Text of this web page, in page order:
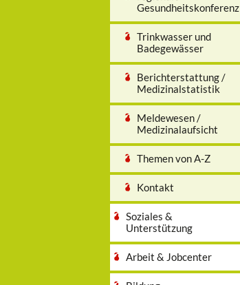
Gesundheitskonferenz
Trinkwasser und
Badegewässer
Berichterstattung /
Medizinalstatistik
Meldewesen /
Medizinalaufsicht
Themen von A-Z
Kontakt
Soziales &
Unterstützung
Arbeit & Jobcenter